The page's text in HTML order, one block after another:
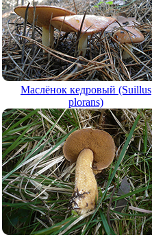
Маслёнок кедровый (Suillus
plorans)